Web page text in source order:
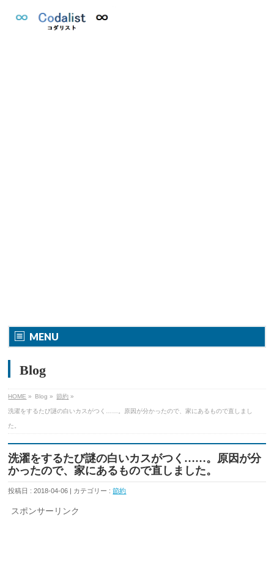
MENU
Blog
HOME » Blog » 節約 »
洗濯をするたび謎の白いカスがつく……。原因が分かったので、家にあるもので直しまし
た。
洗濯をするたび謎の白いカスがつく……。原因が分
かったので、家にあるもので直しました。
投稿日 : 2018-04-06 | カテゴリー :節約
スポンサーリンク